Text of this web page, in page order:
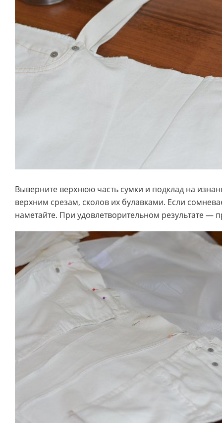
Выверните верхнюю часть сумки и подклад на
верхним срезам, сколов их булавками. Если
наметайте. При удовлетворительном результате —